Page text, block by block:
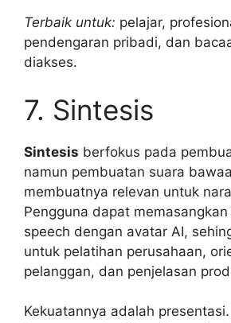
Terbaik untuk: pelajar,
pendengaran pribadi, dan
diakses.
7. Sintesis
Sintesis berfokus pada
namun pembuatan suara
membuatnya relevan untuk
Pengguna dapat
speech dengan avatar AI,
untuk pelatihan perusahaan,
pelanggan, dan penjelasan
Kekuatannya adalah